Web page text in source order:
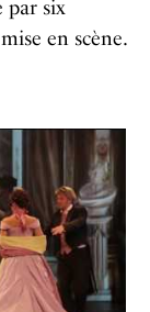
par six
en scène.